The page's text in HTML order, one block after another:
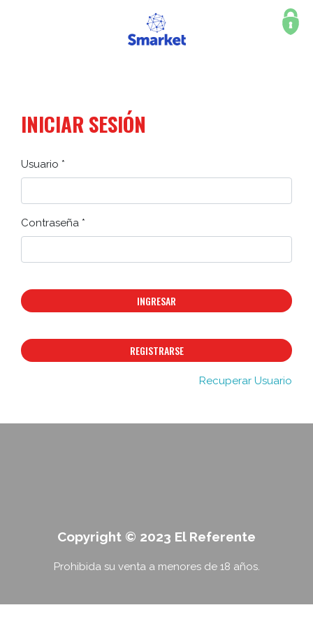
INICIAR SESIÓN
Usuario *
Contraseña *
INGRESAR
REGISTRARSE
Recuperar Usuario
Copyright © 2023 El Referente
Prohibida su venta a menores de 18 años.